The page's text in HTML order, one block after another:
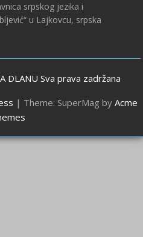
srpskog jezika i
u Lajkovcu, srpska
DLANU Sva prava zadržana
| Theme: SuperMag by Acme